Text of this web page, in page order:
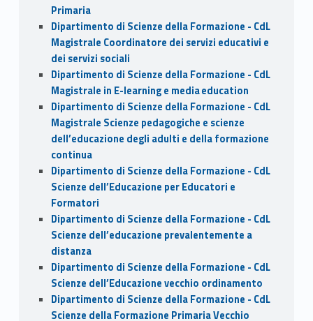
Primaria
Dipartimento di Scienze della Formazione - CdL
Magistrale Coordinatore dei servizi educativi e
dei servizi sociali
Dipartimento di Scienze della Formazione - CdL
Magistrale in E-learning e media education
Dipartimento di Scienze della Formazione - CdL
Magistrale Scienze pedagogiche e scienze
dell’educazione degli adulti e della formazione
continua
Dipartimento di Scienze della Formazione - CdL
Scienze dell’Educazione per Educatori e
Formatori
Dipartimento di Scienze della Formazione - CdL
Scienze dell’educazione prevalentemente a
distanza
Dipartimento di Scienze della Formazione - CdL
Scienze dell’Educazione vecchio ordinamento
Dipartimento di Scienze della Formazione - CdL
Scienze della Formazione Primaria Vecchio